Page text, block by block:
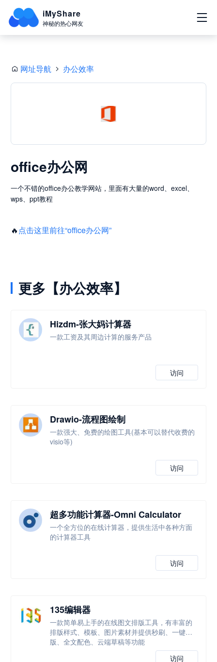
iMyShare
神秘的热心网友
网址导航 办公效率
office办公网
一个不错的office办公教学网站，里面有大量的word、excel、
wps、ppt教程
🔥 点击这里前往“office办公网”
更多【办公效率】
Hizdm-张大妈计算器
一款工资及其周边计算的服务产品
访问
Drawio-流程图绘制
一款强大、免费的绘图工具(基本可以替代收费的
visio等)
访问
超多功能计算器-Omni Calculator
一个全方位的在线计算器，提供生活中各种方面
的计算器工具
访问
135编辑器
一款简单易上手的在线图文排版工具，有丰富的
排版样式、模板、图片素材并提供秒刷、一键排
版、全文配色、云端草稿等功能
访问